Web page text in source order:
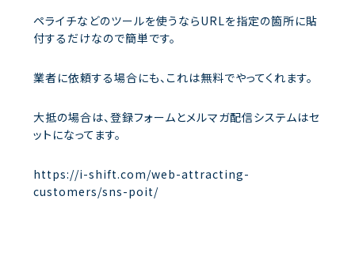
ペライチなどのツールを使うならURLを指定の箇所に貼
付するだけなので簡単です。
業者に依頼する場合にも、これは無料でやってくれます。
大抵の場合は、登録フォームとメルマガ配信システムはセ
ットになってます。
https://i-shift.com/web-attracting-
customers/sns-poit/